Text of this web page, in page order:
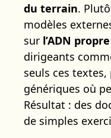
du terrain.
modèles
sur l’ADN
dirigeants
seuls ces
génériques où
Résultat : des
de simples